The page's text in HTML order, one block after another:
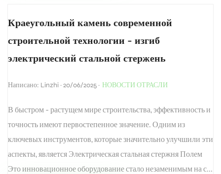
Краеугольный камень современной
строительной технологии - изгиб
электрический стальной стержень
Написано: Linzhi · 20/06/2025 · НОВОСТИ ОТРАСЛИ
В быстром - растущем мире строительства, эффективность и
точность имеют первостепенное значение. Одним из
ключевых инструментов, которые значительно улучшили эти
аспекты, является Электрическая стальная стержня Полем
Это инновационное оборудование стало незаменимым на с...